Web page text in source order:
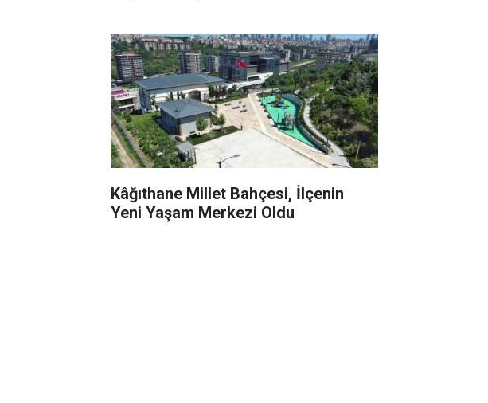
Kâğıthane Millet Bahçesi, İlçenin
Yeni Yaşam Merkezi Oldu